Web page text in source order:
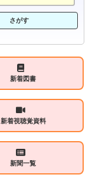
さがす
新着図書
新着視聴覚資料
新聞一覧